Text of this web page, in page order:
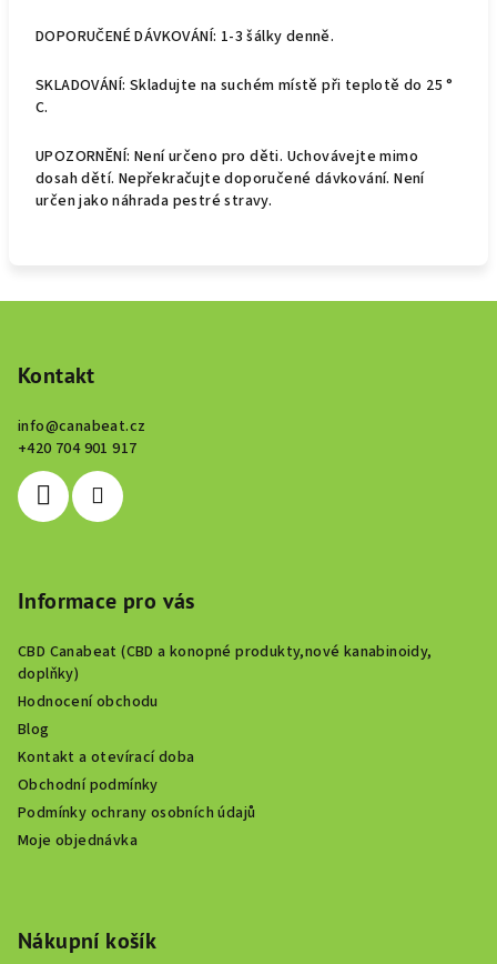
DOPORUČENÉ DÁVKOVÁNÍ: 1-3 šálky denně.
SKLADOVÁNÍ: Skladujte na suchém místě při teplotě do 25 °
C.
UPOZORNĚNÍ: Není určeno pro děti. Uchovávejte mimo
dosah dětí. Nepřekračujte doporučené dávkování. Není
určen jako náhrada pestré stravy.
Kontakt
info@canabeat.cz
+420 704 901 917
Informace pro vás
CBD Canabeat (CBD a konopné produkty,nové kanabinoidy,
doplňky)
Hodnocení obchodu
Blog
Kontakt a otevírací doba
Obchodní podmínky
Podmínky ochrany osobních údajů
Moje objednávka
Nákupní košík